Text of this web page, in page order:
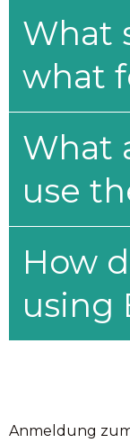
What
what
What
use
How
using
Anmeldung